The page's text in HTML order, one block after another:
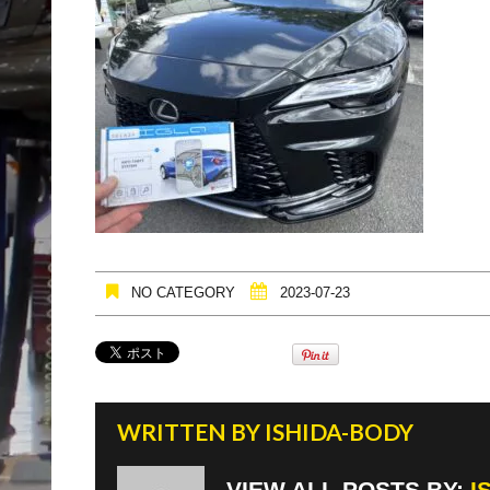
NO CATEGORY 2023-07-23
WRITTEN BY ISHIDA-BODY